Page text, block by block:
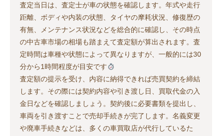
査定当日は、査定士が車の状態を確認します。年式や走行
距離、ボディや内装の状態、タイヤの摩耗状況、修復歴の
有無、メンテナンス状況などを総合的に確認し、その時点
の中古車市場の相場も踏まえて査定額が算出されます。査
定時間は車種や状態によって異なりますが、一般的には30
分から1時間程度が目安です
査定額の提示を受け、内容に納得できれば売買契約を締結
します。その際には契約内容や引き渡し日、買取代金の入
金日などを確認しましょう。契約後に必要書類を提出し、
車両を引き渡すことで売却手続きが完了します。名義変更
や廃車手続きなどは、多くの車買取店が代行しているた